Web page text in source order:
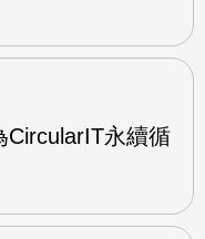
CircularIT永續循